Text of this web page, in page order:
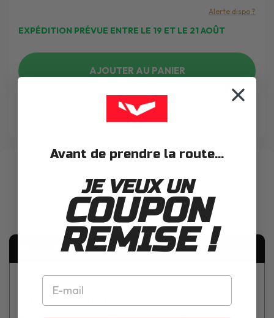
EXPÉDITION PRÉVUE ENTRE LE 19 ET LE 21 AOÛT
Alerte dispo ?
AJOUTER AU PANIER
WISHLIST
Description
Kits de fixation valise Givi Support valise
Avant de prendre la route...
JE VEUX UN
COUPON
REMISE !